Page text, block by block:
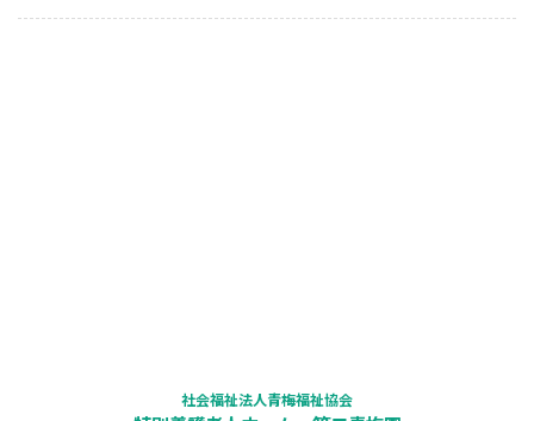
社会福祉法人青梅福祉協会